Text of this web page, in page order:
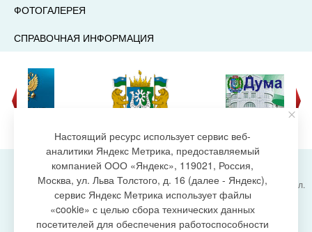
ФОТОГАЛЕРЕЯ
СПРАВОЧНАЯ ИНФОРМАЦИЯ
создание сайта
Администрация городского поселения Излучинск, ул.
Энергетиков, 6, пгт. Излучинск, Нижневартовский
район,
Ханты-Мансийский автономный округ-Югра
Настоящий ресурс использует сервис веб-
аналитики Яндекс Метрика, предоставляемый
компанией ООО «Яндекс», 119021, Россия,
Москва, ул. Льва Толстого, д. 16 (далее - Яндекс),
сервис Яндекс Метрика использует файлы
«cookie» с целью сбора технических данных
посетителей для обеспечения работоспособности